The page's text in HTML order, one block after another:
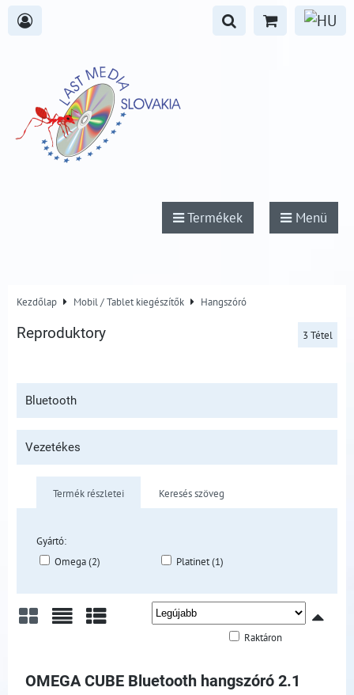
Termékek Menü
Kezdőlap Mobil / Tablet kiegészítők Hangszóró
Reproduktory 3 Tétel
Bluetooth
Vezetékes
Termék részletei Keresés szöveg
Gyártó:
Omega (2)
Platinet (1)
Raktáron
OMEGA CUBE Bluetooth hangszóró 2.1